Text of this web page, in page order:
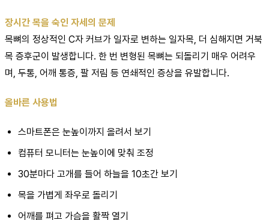
장시간 목을 숙인 자세의 문제
목뼈의 정상적인 C자 커브가 일자로 변하는 일자목, 더 심해지면 거북
목 증후군이 발생합니다. 한 번 변형된 목뼈는 되돌리기 매우 어려우
며, 두통, 어깨 통증, 팔 저림 등 연쇄적인 증상을 유발합니다.
올바른 사용법
스마트폰은 눈높이까지 올려서 보기
컴퓨터 모니터는 눈높이에 맞춰 조정
30분마다 고개를 들어 하늘을 10초간 보기
목을 가볍게 좌우로 돌리기
어깨를 펴고 가슴을 활짝 열기